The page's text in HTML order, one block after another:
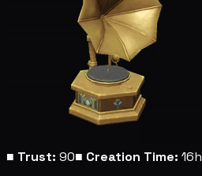
■ Trust: 90■ Creation Time: 16h